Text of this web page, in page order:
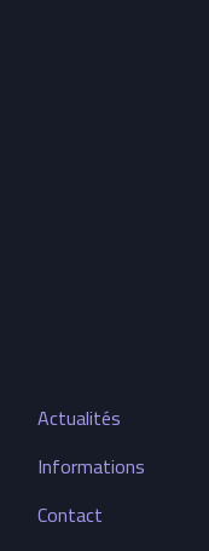
Actualités
Informations
Contact